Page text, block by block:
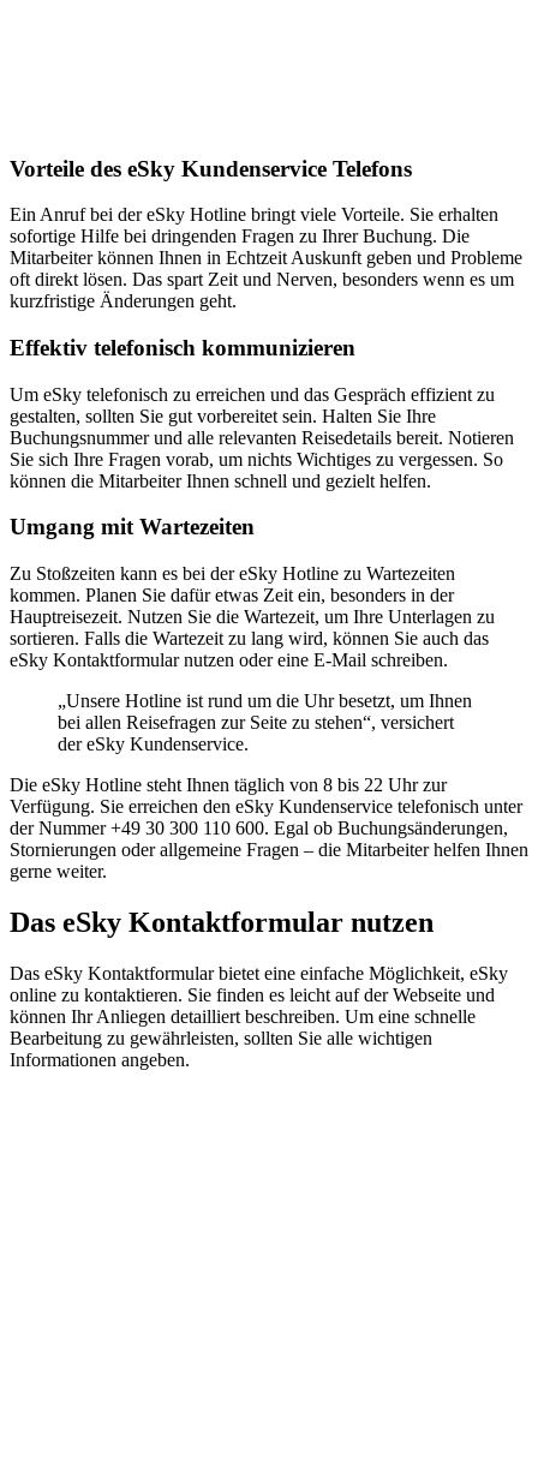
Vorteile des eSky Kundenservice Telefons
Ein Anruf bei der eSky Hotline bringt viele Vorteile. Sie erhalten
sofortige Hilfe bei dringenden Fragen zu Ihrer Buchung. Die
Mitarbeiter können Ihnen in Echtzeit Auskunft geben und Probleme
oft direkt lösen. Das spart Zeit und Nerven, besonders wenn es um
kurzfristige Änderungen geht.
Effektiv telefonisch kommunizieren
Um eSky telefonisch zu erreichen und das Gespräch effizient zu
gestalten, sollten Sie gut vorbereitet sein. Halten Sie Ihre
Buchungsnummer und alle relevanten Reisedetails bereit. Notieren
Sie sich Ihre Fragen vorab, um nichts Wichtiges zu vergessen. So
können die Mitarbeiter Ihnen schnell und gezielt helfen.
Umgang mit Wartezeiten
Zu Stoßzeiten kann es bei der eSky Hotline zu Wartezeiten
kommen. Planen Sie dafür etwas Zeit ein, besonders in der
Hauptreisezeit. Nutzen Sie die Wartezeit, um Ihre Unterlagen zu
sortieren. Falls die Wartezeit zu lang wird, können Sie auch das
eSky Kontaktformular nutzen oder eine E-Mail schreiben.
„Unsere Hotline ist rund um die Uhr besetzt, um Ihnen
bei allen Reisefragen zur Seite zu stehen“, versichert
der eSky Kundenservice.
Die eSky Hotline steht Ihnen täglich von 8 bis 22 Uhr zur
Verfügung. Sie erreichen den eSky Kundenservice telefonisch unter
der Nummer +49 30 300 110 600. Egal ob Buchungsänderungen,
Stornierungen oder allgemeine Fragen – die Mitarbeiter helfen Ihnen
gerne weiter.
Das eSky Kontaktformular nutzen
Das eSky Kontaktformular bietet eine einfache Möglichkeit, eSky
online zu kontaktieren. Sie finden es leicht auf der Webseite und
können Ihr Anliegen detailliert beschreiben. Um eine schnelle
Bearbeitung zu gewährleisten, sollten Sie alle wichtigen
Informationen angeben.